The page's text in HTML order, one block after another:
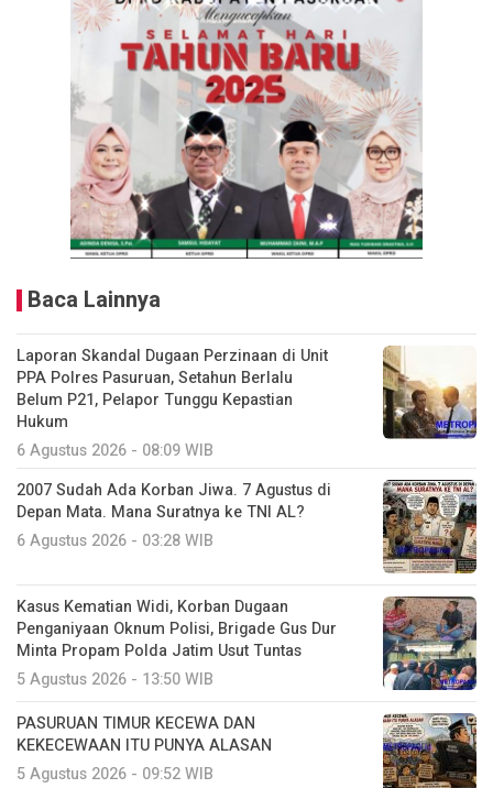
Baca Lainnya
Laporan Skandal Dugaan Perzinaan di Unit
PPA Polres Pasuruan, Setahun Berlalu
Belum P21, Pelapor Tunggu Kepastian
Hukum
6 Agustus 2026 - 08:09 WIB
2007 Sudah Ada Korban Jiwa. 7 Agustus di
Depan Mata. Mana Suratnya ke TNI AL?
6 Agustus 2026 - 03:28 WIB
Kasus Kematian Widi, Korban Dugaan
Penganiyaan Oknum Polisi, Brigade Gus Dur
Minta Propam Polda Jatim Usut Tuntas
5 Agustus 2026 - 13:50 WIB
PASURUAN TIMUR KECEWA DAN
KEKECEWAAN ITU PUNYA ALASAN
5 Agustus 2026 - 09:52 WIB